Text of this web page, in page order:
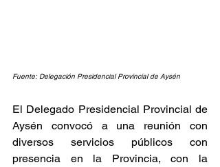
Fuente: Delegación Presidencial Provincial de Aysén
El Delegado Presidencial Provincial de
Aysén convocó a una reunión con
diversos servicios públicos con
presencia en la Provincia, con la